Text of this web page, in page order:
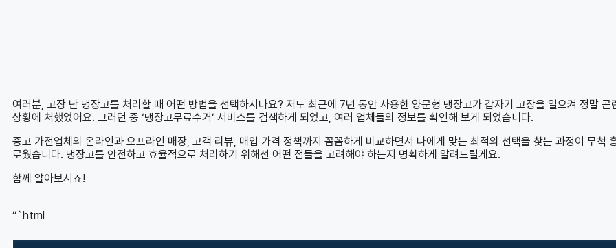
여러분, 고장 난 냉장고를 처리할 때 어떤 방법을 선택하시나요? 저도 최근에 7년 동안 사용한 양문형 냉장고가 갑자기 고장을 일으켜 정말 곤
상황에 처했었어요. 그러던 중 ‘냉장고무료수거’ 서비스를 검색하게 되었고, 여러 업체들의 정보를 확인해 보게 되었습니다.
중고 가전업체의 온라인과 오프라인 매장, 고객 리뷰, 매입 가격 정책까지 꼼꼼하게 비교하면서 나에게 맞는 최적의 선택을 찾는 과정이 무척
로웠습니다. 냉장고를 안전하고 효율적으로 처리하기 위해선 어떤 점들을 고려해야 하는지 명확하게 알려드릴게요.
함께 알아보시죠!
“`html